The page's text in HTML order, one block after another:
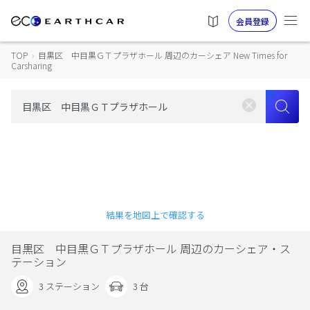
会員登録
TOP › 目黒区 中目黒ＧＴプラザホール 周辺のカーシェア New Times for
Carsharing
結果を地図上で確認する
目黒区 中目黒ＧＴプラザホール 周辺のカーシェア・ス
テーション
3 ステーション 3 台